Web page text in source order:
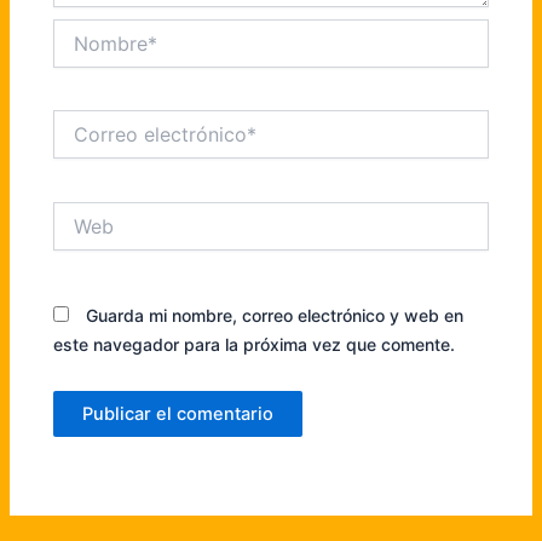
electrónico*
Guarda mi nombre, correo electrónico y web en
este navegador para la próxima vez que comente.